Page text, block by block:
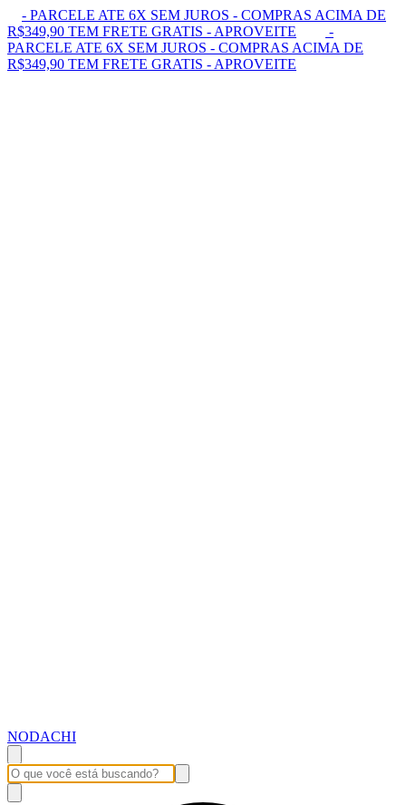
- PARCELE ATE 6X SEM JUROS - COMPRAS ACIMA DE
R$349,90 TEM FRETE GRATIS - APROVEITE
-
PARCELE ATE 6X SEM JUROS - COMPRAS ACIMA DE
R$349,90 TEM FRETE GRATIS - APROVEITE
NODACHI